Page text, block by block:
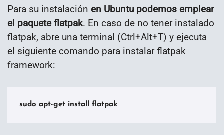
Para su instalación en Ubuntu podemos emplear
el paquete flatpak. En caso de no tener instalado
flatpak, abre una terminal (Ctrl+Alt+T) y ejecuta
el siguiente comando para instalar flatpak
framework:
sudo apt-get install flatpak